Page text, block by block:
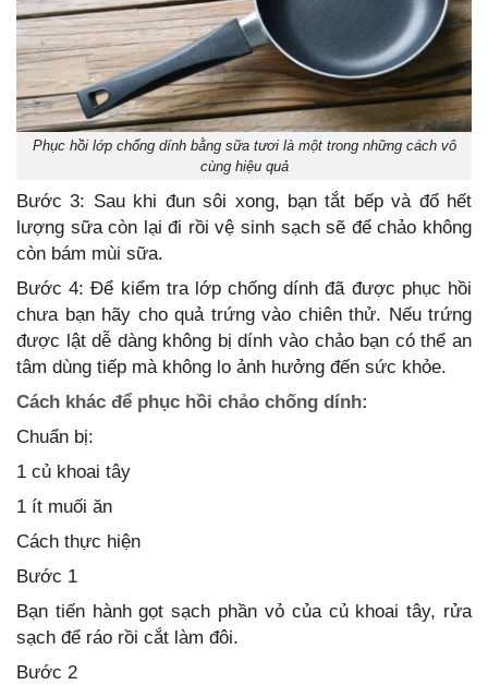
Phục hồi lớp chống dính bằng sữa tươi là một trong những cách vô
cùng hiệu quả
Bước 3: Sau khi đun sôi xong, bạn tắt bếp và đổ hết
lượng sữa còn lại đi rồi vệ sinh sạch sẽ để chảo không
còn bám mùi sữa.
Bước 4: Để kiểm tra lớp chống dính đã được phục hồi
chưa bạn hãy cho quả trứng vào chiên thử. Nếu trứng
được lật dễ dàng không bị dính vào chảo bạn có thể an
tâm dùng tiếp mà không lo ảnh hưởng đến sức khỏe.
Cách khác để phục hồi chảo chống dính:
Chuẩn bị:
1 củ khoai tây
1 ít muối ăn
Cách thực hiện
Bước 1
Bạn tiến hành gọt sạch phần vỏ của củ khoai tây, rửa
sạch để ráo rồi cắt làm đôi.
Bước 2